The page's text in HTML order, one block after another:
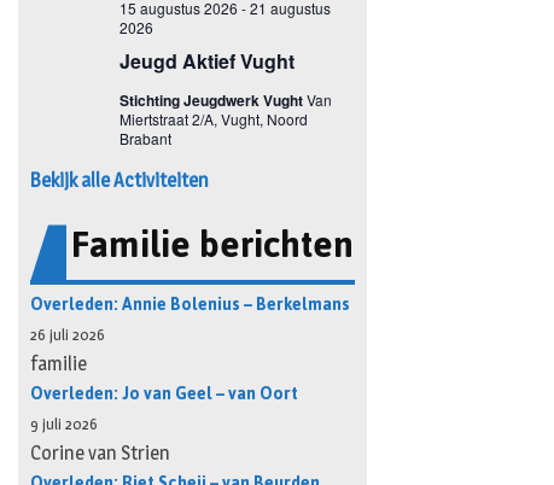
Bekijk alle Activiteiten
Familie berichten
Overleden: Annie Bolenius – Berkelmans
26 juli 2026
familie
Overleden: Jo van Geel – van Oort
9 juli 2026
Corine van Strien